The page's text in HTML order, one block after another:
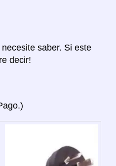
saber. Si este
decir!